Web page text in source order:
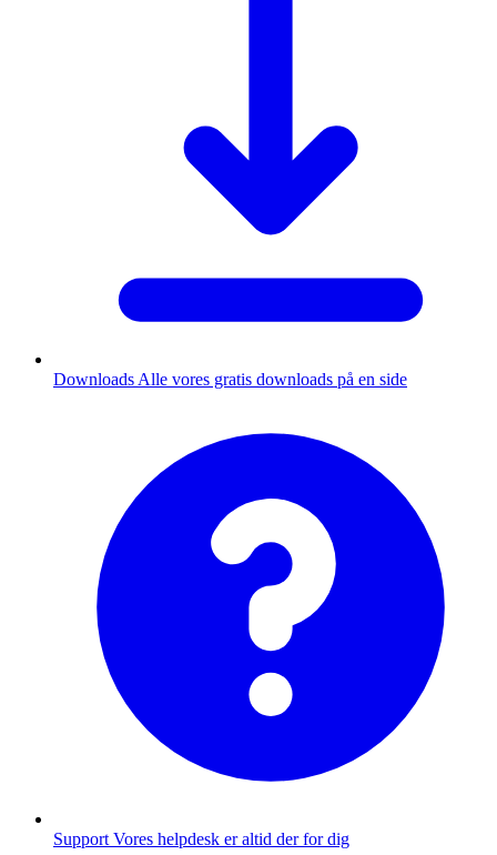
Downloads Alle vores gratis downloads på en side
Support Vores helpdesk er altid der for dig